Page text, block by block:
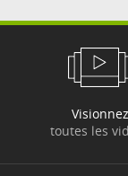
Visionnez
toutes les